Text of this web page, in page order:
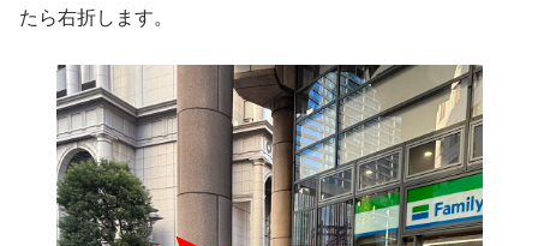
たら右折します。